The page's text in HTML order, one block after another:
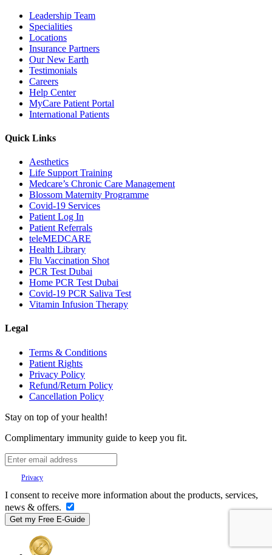
Leadership Team
Specialities
Locations
Insurance Partners
Our New Earth
Testimonials
Careers
Help Center
MyCare Patient Portal
International Patients
Quick Links
Aesthetics
Life Support Training
Medcare’s Chronic Care Management
Blossom Maternity Programme
Covid-19 Services
Patient Log In
Patient Referrals
teleMEDCARE
Health Library
Flu Vaccination Shot
PCR Test Dubai
Home PCR Test Dubai
Covid-19 PCR Saliva Test
Vitamin Infusion Therapy
Legal
Terms & Conditions
Patient Rights
Privacy Policy
Refund/Return Policy
Cancellation Policy
Stay on top of your health!
Complimentary immunity guide to keep you fit.
Privacy
I consent to receive more information about the products, services,
news & offers.